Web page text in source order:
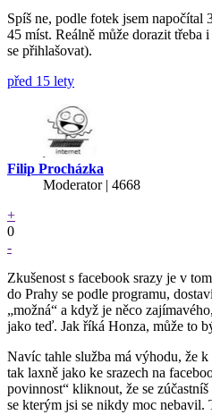
Spíš ne, podle fotek jsem napočítal
45 míst. Reálně může dorazit
se přihlašovat).
před 15 lety
Filip Procházka
Moderator | 4668
+
0
-
Zkušenost s facebook srazy je v
do Prahy se podle programu,
„možná“ a když je něco
jako teď. Jak říká Honza, může to
Navíc tahle služba má výhodu, že
tak laxně jako ke srazech na
povinnost“ kliknout, že se
se kterým jsi se nikdy moc nebavil.